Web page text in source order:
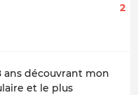
2
découvrant mon
et le plus